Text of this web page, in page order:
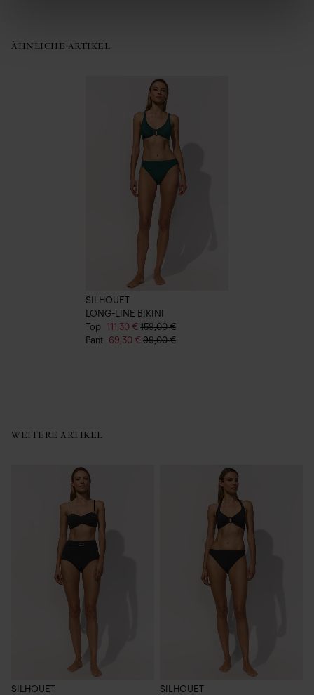
ÄHNLICHE ARTIKEL
SILHOUET
LONG-LINE BIKINI
Top 111,30 € 159,00 €
Pant 69,30 € 99,00 €
WEITERE ARTIKEL
SILHOUET
SILHOUET